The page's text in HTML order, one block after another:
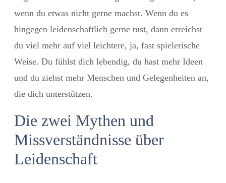
wenn du etwas nicht gerne machst. Wenn du es
hingegen leidenschaftlich gerne tust, dann erreichst
du viel mehr auf viel leichtere, ja, fast spielerische
Weise. Du fühlst dich lebendig, du hast mehr Ideen
und du ziehst mehr Menschen und Gelegenheiten an,
die dich unterstützen.
Die zwei Mythen und
Missverständnisse über
Leidenschaft